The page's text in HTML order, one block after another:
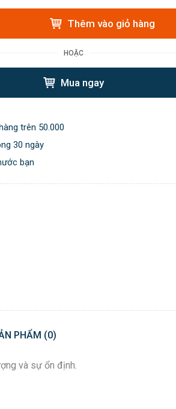
Thêm vào giỏ hàng
HOẶC
Mua ngay
trên 50.000
30 ngày
bạn
PHẨM (0)
và sự ổn định.